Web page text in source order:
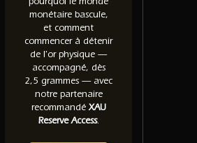
monétaire bascule,
et comment
commencer à détenir
de l'or physique —
accompagné, dès
2,5 grammes — avec
notre partenaire
recommandé XAU
Reserve Access.